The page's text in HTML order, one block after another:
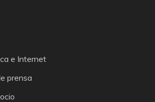
e Internet
prensa